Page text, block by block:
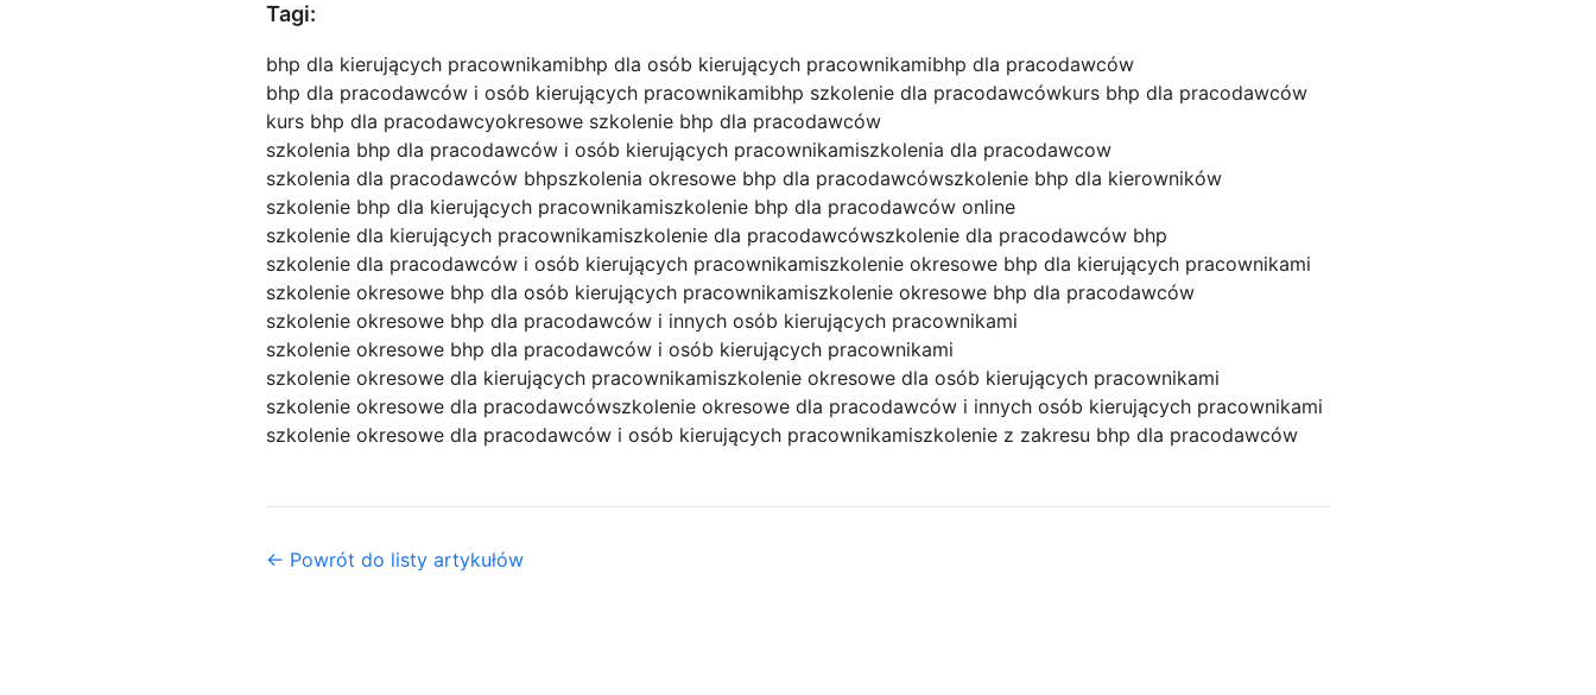
Tagi:
bhp dla kierujących pracownikamibhp dla osób kierujących pracownikamibhp dla pracodawców
bhp dla pracodawców i osób kierujących pracownikamibhp szkolenie dla pracodawcówkurs bhp dla pracodawców
kurs bhp dla pracodawcyokresowe szkolenie bhp dla pracodawców
szkolenia bhp dla pracodawców i osób kierujących pracownikamiszkolenia dla pracodawcow
szkolenia dla pracodawców bhpszkolenia okresowe bhp dla pracodawcówszkolenie bhp dla kierowników
szkolenie bhp dla kierujących pracownikamiszkolenie bhp dla pracodawców online
szkolenie dla kierujących pracownikamiszkolenie dla pracodawcówszkolenie dla pracodawców bhp
szkolenie dla pracodawców i osób kierujących pracownikamiszkolenie okresowe bhp dla kierujących pracownikami
szkolenie okresowe bhp dla osób kierujących pracownikamiszkolenie okresowe bhp dla pracodawców
szkolenie okresowe bhp dla pracodawców i innych osób kierujących pracownikami
szkolenie okresowe bhp dla pracodawców i osób kierujących pracownikami
szkolenie okresowe dla kierujących pracownikamiszkolenie okresowe dla osób kierujących pracownikami
szkolenie okresowe dla pracodawcówszkolenie okresowe dla pracodawców i innych osób kierujących pracownikami
szkolenie okresowe dla pracodawców i osób kierujących pracownikamiszkolenie z zakresu bhp dla pracodawców
← Powrót do listy artykułów